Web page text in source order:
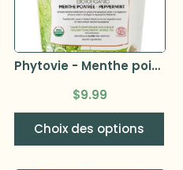
Phytovie - Menthe poivrée –
$9.99
Choix des options